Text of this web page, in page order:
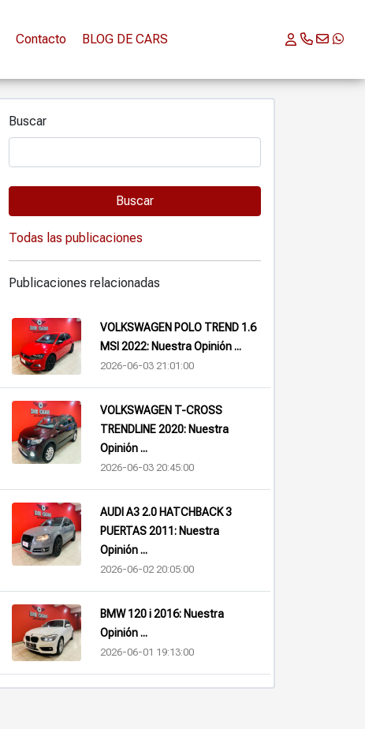
Contacto BLOG DE CARS
Buscar
Buscar
Todas las publicaciones
Publicaciones relacionadas
VOLKSWAGEN POLO TREND 1.6
MSI 2022: Nuestra Opinión ...
2026-06-03 21:01:00
VOLKSWAGEN T-CROSS
TRENDLINE 2020: Nuestra
Opinión ...
2026-06-03 20:45:00
AUDI A3 2.0 HATCHBACK 3
PUERTAS 2011: Nuestra
Opinión ...
2026-06-02 20:05:00
BMW 120 i 2016: Nuestra
Opinión ...
2026-06-01 19:13:00